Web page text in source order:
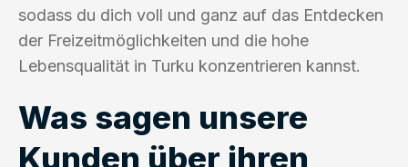
sodass du dich voll und ganz auf das Entdecken
der Freizeitmöglichkeiten und die hohe
Lebensqualität in Turku konzentrieren kannst.
Was sagen unsere
Kunden über ihren